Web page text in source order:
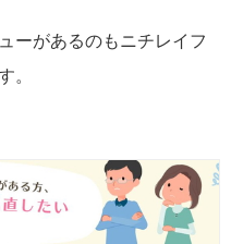
ーがあるのもニチレイフ
。